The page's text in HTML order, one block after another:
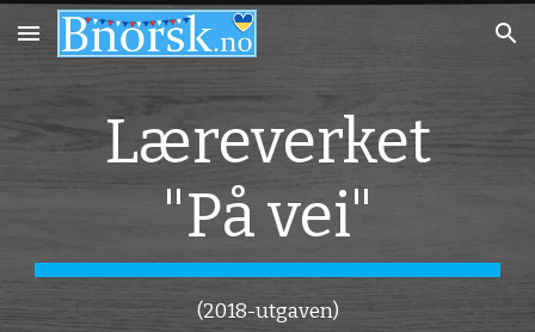
Skip to main content Skip to navigation
Læreverket
"På vei"
(2018-utgaven)